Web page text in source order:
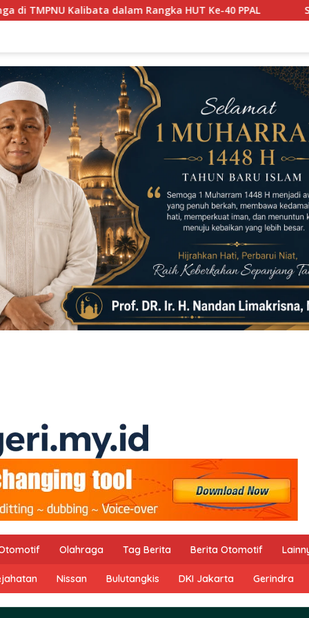
HUT Ke-40 PPAL Synapse Power Bangun
Olahraga Tag Berita Berita Otomotif
Nissan Bulutangkis DKI Jakarta Gerindra